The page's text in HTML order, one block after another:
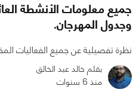
جميع معلومات الأنشطة
وجدول المهرجان.
نظرة تفصيلية عن جميع الفعاليات
بقلم خالد عبد الخالق
منذ 6 سنوات